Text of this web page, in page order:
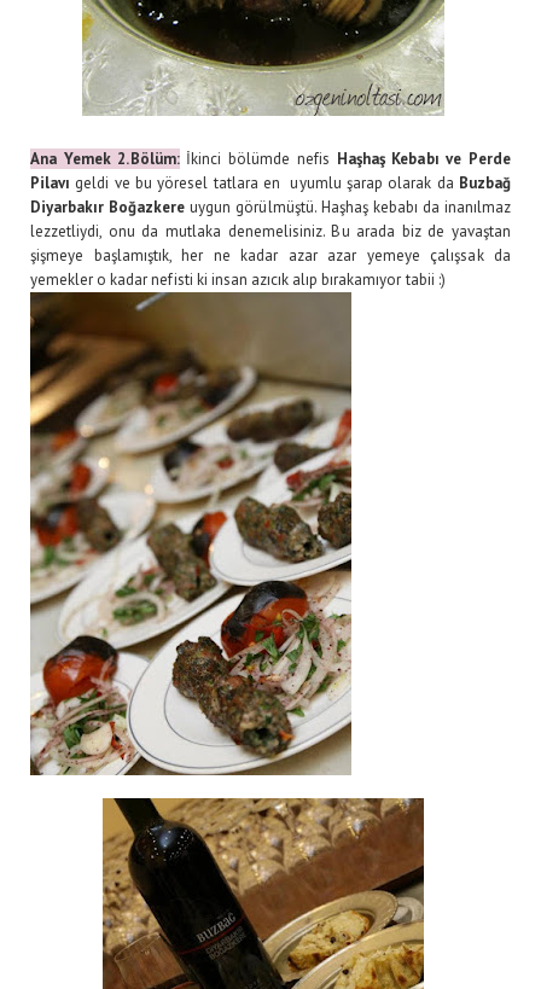
Ana Yemek 2.Bölüm:İkinci bölümde nefis Haşhaş Kebabı ve Perde
Pilavı geldi ve bu yöresel tatlara en uyumlu şarap olarak da Buzbağ
Diyarbakır Boğazkereuygun görülmüştü. Haşhaş kebabı da inanılmaz
lezzetliydi, onu da mutlaka denemelisiniz. Bu arada biz de yavaştan
şişmeye başlamıştık, her ne kadar azar azar yemeye çalışsak da
yemekler o kadar nefisti ki insan azıcık alıp bırakamıyor tabii :)